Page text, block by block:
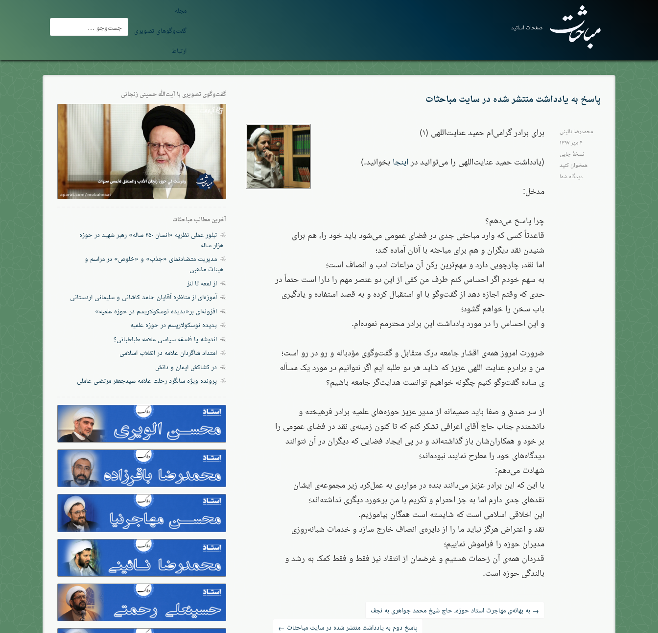
صفحات اساتید
برای:
مجله
گفت‌وگوهای تصویری
ارتباط
پاسخ به یادداشت منتشر شده در سایت مباحثات
محمدرضا نائینی
۴ مهر ۱۳۹۷
نسخهٔ چاپی
همخوان کنید
دیدگاه شما
برای برادر گرامی‌ام حمید عنایت‌اللهی (۱)
(یادداشت حمید عنایت‌اللهی را می‌توانید در اینجا بخوانید.)
مدخل:
چرا پاسخ می‌دهم؟
قاعدتاً کسی که وارد مباحثی جدی در فضای عمومی می‌شود باید خود را، هم برای
شنیدن نقد دیگران و هم برای مباحثه با آنان آماده کند؛
اما نقد، چارچوبی دارد و مهم‌ترین رکن آن مراعات ادب و انصاف است؛
به سهم خودم اگر احساس کنم طرف من کفی از این دو عنصر مهم را دارا است حتماً در
حدی که وقتم اجازه دهد از گفت‌وگو با او استقبال کرده و به قصد استفاده و یادگیری
باب سخن را خواهم گشود؛
و این احساس را در مورد یادداشت این برادر محترمم نموده‌ام.
ضرورت امروز همه‌ی اقشار جامعه درک متقابل و گفت‌وگوی مؤدبانه و رو در رو است؛
من و برادرم عنایت اللهی عزیز که شاید هر دو طلبه ایم اگر نتوانیم در مورد یک مسأله
ى ساده گفت‌وگو کنیم چگونه خواهیم توانست هدایت‌گر جامعه باشیم؟
از سر صدق و صفا باید صمیمانه از مدیر عزیز حوزه‌های علمیه برادر فرهیخته و
دانشمندم جناب حاج آقای اعرافی تشکر کنم که تا کنون زمینه‌ی نقد در فضای عمومی را
بر خود و همکاران‌شان باز گذاشته‌اند و در پی ایجاد فضایی که دیگران در آن نتوانند
دیدگاه‌های خود را مطرح نمایند نبوده‌اند؛
شهادت می‌دهم:
با این که این برادر عزیز می‌دانند بنده در مواردی به عمل‌کرد زیر مجموعه‌ی ایشان
نقدهای جدی دارم اما به جز احترام و تکریم با من برخورد دیگری نداشته‌اند؛
این اخلاقی اسلامی است که شایسته است همگان بیاموزیم.
نقد و اعتراض هرگز نباید ما را از دایره‌ی انصاف خارج سازد و خدمات شبانه‌روزی
مدیران حوزه را فراموش نماییم؛
قدردان همه‌ی آن زحمات هستیم و غرضمان از انتقاد نیز فقط و فقط کمک به رشد و
بالندگی حوزه است.
راه‌بری
→ به بهانه‌ی مهاجرت استاد حوزه، حاج شیخ محمد جواهری به نجف
پاسخ دوم به یادداشت منتشر شده در سایت مباحثات ←
گفت‌وگو‌ی تصویری با آیت‌الله حسینی زنجانی
آخرین مطالب مباحثات
تبلور عملی نظریه «انسان ۲۵۰ ساله» رهبر شهید در حوزه
هزار ساله
مدیریت متضادنمای «جذب» و «خلوص» در مراسم و
هیئات مذهبی
از لمعه تا لنز
آموزه‌ای از مناظره آقایان حامد کاشانی و سلیمانی اردستانی
افزونه‌ای بر«پدیده نوسکولاریسم در حوزه‌ علمیه»
پدیده نوسکولاریسم در حوزه علمیه
اندیشه یا فلسفه سیاسی علامه طباطبائی؟
امتداد شاگردان علامه در انقلاب اسلامی
در کشاکش ایمان و دانش
پرونده‌ ویژه سالگرد رحلت علامه سیدجعفر مرتضی عاملی